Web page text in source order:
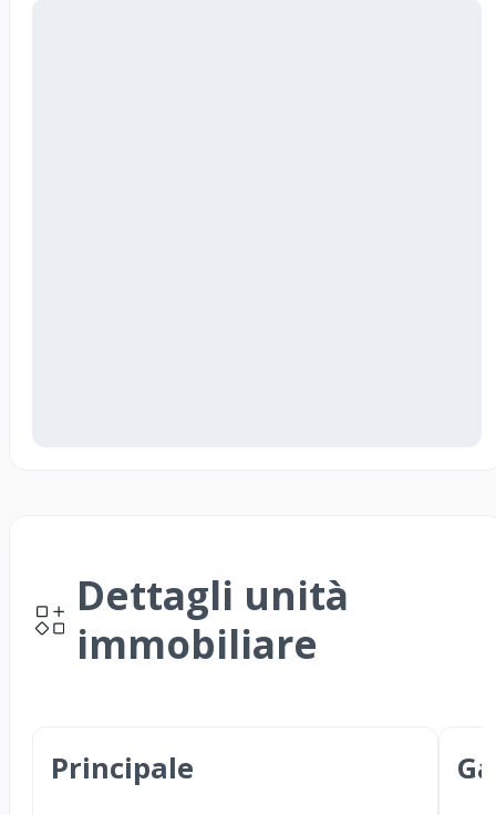
Dettagli unità
immobiliare
Principale